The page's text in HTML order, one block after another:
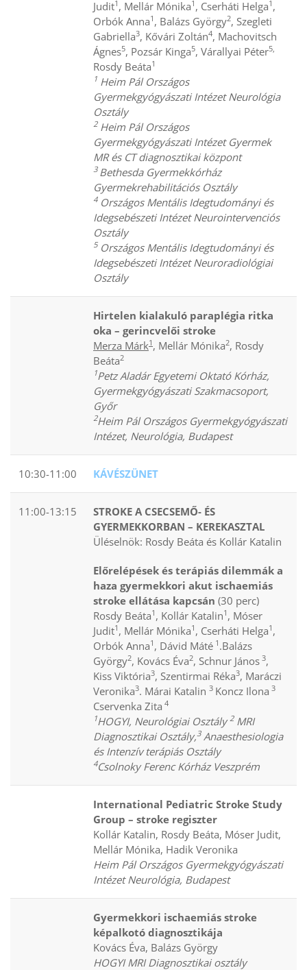
Judit1 , Mellár Mónika1 , Cserháti Helga1 ,
Orbók Anna1 , Balázs György2, Szegleti
Gabriella3, Kővári Zoltán4, Machovitsch
Ágnes5, Pozsár Kinga5, Várallyai Péter5,
Rosdy Beáta1
1 Heim Pál Országos
Gyermekgyógyászati Intézet Neurológia
Osztály
2Heim Pál Országos
Gyermekgyógyászati Intézet Gyermek
MR és CT diagnosztikai központ
3 Bethesda Gyermekkórház
Gyermekrehabilitációs Osztály
4Országos Mentális Idegtudományi és
Idegsebészeti Intézet Neurointervenciós
Osztály
5Országos Mentális Idegtudományi és
Idegsebészeti Intézet Neuroradiológiai
Osztály
Hirtelen kialakuló paraplégia ritka
oka – gerincvelői stroke
Merza Márk1 , Mellár Mónika2, Rosdy
Beáta2
1Petz Aladár Egyetemi Oktató Kórház,
Gyermekgyógyászati Szakmacsoport,
Győr
2Heim Pál Országos Gyermekgyógyászati
Intézet, Neurológia, Budapest
10:30-11:00 KÁVÉSZÜNET
11:00-13:15
STROKE A CSECSEMŐ- ÉS
GYERMEKKORBAN – KEREKASZTAL
Üléselnök: Rosdy Beáta és Kollár Katalin
Előrelépések és terápiás dilemmák a
haza gyermekkori akut ischaemiás
stroke ellátása kapcsán (30 perc)
Rosdy Beáta1 , Kollár Katalin1 , Móser
Judit1 , Mellár Mónika1 , Cserháti Helga1 ,
Orbók Anna1 , Dávid Máté 1 .Balázs
György2, Kovács Éva2, Schnur János 3,
Kiss Viktória3, Szentirmai Réka3, Maráczi
Veronika3. Márai Katalin 3 Koncz Ilona 3
Cservenka Zita 4
1HOGYI, Neurológiai Osztály2MRI
Diagnosztikai Osztály,3Anaesthesiologia
és Intenzív terápiás Osztály
4Csolnoky Ferenc Kórház Veszprém
International Pediatric Stroke Study
Group – stroke regiszter
Kollár Katalin, Rosdy Beáta, Móser Judit,
Mellár Mónika, Hadik Veronika
Heim Pál Országos Gyermekgyógyászati
Intézet Neurológia, Budapest
Gyermekkori ischaemiás stroke
képalkotó diagnosztikája
Kovács Éva, Balázs György
HOGYI MRI Diagnosztikai osztály